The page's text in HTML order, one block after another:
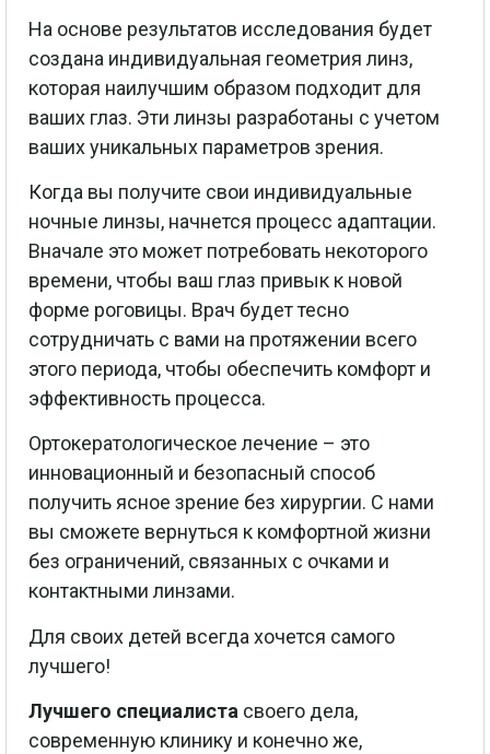
На основе результатов исследования будет
создана индивидуальная геометрия линз,
которая наилучшим образом подходит для
ваших глаз. Эти линзы разработаны с учетом
ваших уникальных параметров зрения.
Когда вы получите свои индивидуальные
ночные линзы, начнется процесс адаптации.
Вначале это может потребовать некоторого
времени, чтобы ваш глаз привык к новой
форме роговицы. Врач будет тесно
сотрудничать с вами на протяжении всего
этого периода, чтобы обеспечить комфорт и
эффективность процесса.
Ортокератологическое лечение – это
инновационный и безопасный способ
получить ясное зрение без хирургии. С нами
вы сможете вернуться к комфортной жизни
без ограничений, связанных с очками и
контактными линзами.
Для своих детей всегда хочется самого
лучшего!
Лучшего специалиста своего дела,
современную клинику и конечно же,